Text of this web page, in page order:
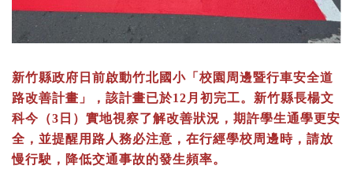
新竹縣政府日前啟動竹北國小「校園周邊暨行車安全道
路改善計畫」，該計畫已於12月初完工。新竹縣長楊文
科今（3日）實地視察了解改善狀況，期許學生通學更安
全，並提醒用路人務必注意，在行經學校周邊時，請放
慢行駛，降低交通事故的發生頻率。